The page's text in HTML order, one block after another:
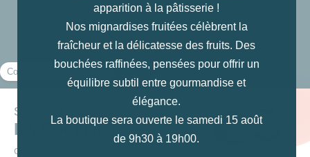
Voir sur Google
maps
Nous suivre
Instagram
apparition à la pâtisserie !
Nos mignardises fruitées célèbrent la
fraîcheur et la délicatesse des fruits. Des
bouchées raffinées, pensées pour offrir un
équilibre subtil entre gourmandise et
élégance.
La boutique sera ouverte le samedi 15 août
de 9h30 à 19h00.